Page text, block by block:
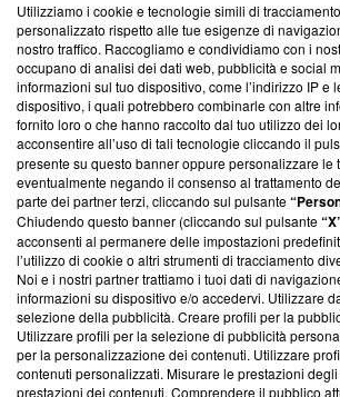
Questa sezione offre informazioni
News, sui nostri processi editoriali e su
creare news di qualità. Inoltre, afferma la
‘Trust Project - News with Integrity’Blasting
ancora membro del programma, ma ha
parte; Trust Project non ha ancora
conformità agli standard.
Su di noi
Team editoriale
Corporate
Redazione
Informativa Privacy
Utilizziamo i cookie e tecnologie simili di
personalizzato rispetto alle tue esigenze di
nostro traffico. Raccogliamo e condividiamo con i
occupano di analisi dei dati web, pubblicità e social
informazioni sul tuo dispositivo, come l’indirizzo IP e
dispositivo, i quali potrebbero combinarle con altre
fornito loro o che hanno raccolto dal tuo utilizzo dei
acconsentire all’uso di tali tecnologie cliccando il
presente su questo banner oppure personalizzare le
eventualmente negando il consenso al trattamento
parte dei partner terzi, cliccando sul pulsante
Chiudendo questo banner (cliccando sul pulsante
acconsenti al permanere delle impostazioni
l’utilizzo di cookie o altri strumenti di tracciamento
Noi e i nostri partner trattiamo i tuoi dati di
informazioni su dispositivo e/o accedervi. Utilizzare
selezione della pubblicità. Creare profili per la
Utilizzare profili per la selezione di pubblicità
per la personalizzazione dei contenuti. Utilizzare
contenuti personalizzati. Misurare le prestazioni
prestazioni dei contenuti. Comprendere il pubblico